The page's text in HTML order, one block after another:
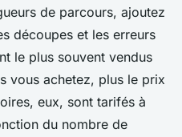
de parcours, ajoutez
découpes et les erreurs
le plus souvent vendus
vous achetez, plus le prix
eux, sont tarifés à
du nombre de